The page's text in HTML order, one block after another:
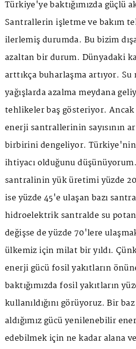
Türkiye'ye baktığımızda güçlü
Santrallerin işletme ve bakım
ilerlemiş durumda. Bu bizim dışa
azaltan bir durum. Dünyadaki
arttıkça buharlaşma artıyor. Su
yağışlarda azalma meydana
tehlikeler baş gösteriyor.
enerji santrallerinin sayısının
birbirini dengeliyor.
ihtiyacı olduğunu
santralinin yük üretimi yüzde
ise yüzde 45'e ulaşan bazı
hidroelektrik santralde su
değişse de yüzde 70'lere
ülkemiz için milat bir yıldı.
enerji gücü fosil yakıtların
baktığımızda fosil yakıtların
kullanıldığını görüyoruz. Bir
aldığımız gücü yenilenebilir
edebilmek için ne kadar alana